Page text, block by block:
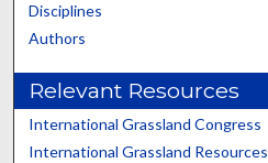
Disciplines
Authors
Relevant Resources
International Grassland Congress
International Grassland Resources